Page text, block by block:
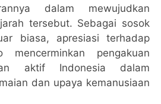
dalam mewujudkan
tersebut. Sebagai sosok
biasa, apresiasi terhadap
mencerminkan pengakuan
aktif Indonesia dalam
dan upaya kemanusiaan